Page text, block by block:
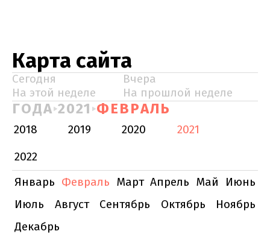
Карта сайта
Сегодня
Вчера
На этой неделе
На прошлой неделе
ГОДА 2021 ФЕВРАЛЬ
2018 2019 2020
2021
2022
Январь Февраль Март Апрель Май
Июнь
Июль
Август Сентябрь Октябрь
Ноябрь
Декабрь